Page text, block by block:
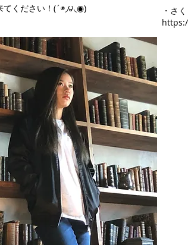
てください！(´◉◞౪◟◉)​
・さ